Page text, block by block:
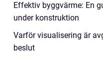
Effektiv byggvärme: En
under konstruktion
Varför visualisering är
beslut